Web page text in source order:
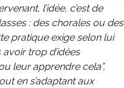
l’idée, c’est de
: des chorales ou des
pratique exige selon lui
trop d’idées
leur apprendre cela”,
en s’adaptant aux